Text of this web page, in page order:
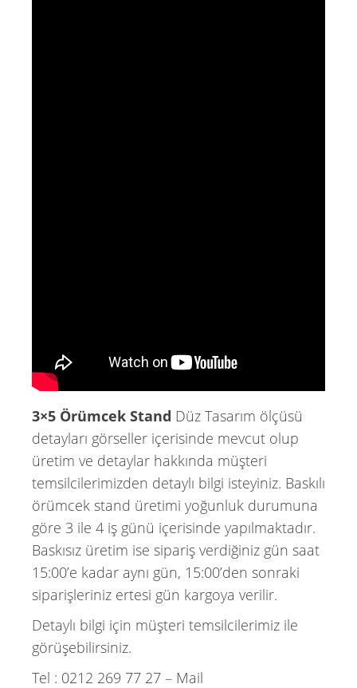
3×5 Örümcek Stand Düz Tasarım ölçüsü
detayları görseller içerisinde mevcut olup
üretim ve detaylar hakkında müşteri
temsilcilerimizden detaylı bilgi isteyiniz. Baskılı
örümcek stand üretimi yoğunluk durumuna
göre 3 ile 4 iş günü içerisinde yapılmaktadır.
Baskısız üretim ise sipariş verdiğiniz gün saat
15:00’e kadar aynı gün, 15:00’den sonraki
siparişleriniz ertesi gün kargoya verilir.
Detaylı bilgi için müşteri temsilcilerimiz ile
görüşebilirsiniz.
Tel : 0212 269 77 27 – Mail